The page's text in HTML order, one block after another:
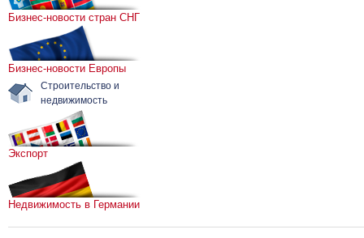
Бизнес-новости стран СНГ
Бизнес-новости Европы
Строительство и
недвижимость
Экспорт
Недвижимость в Германии